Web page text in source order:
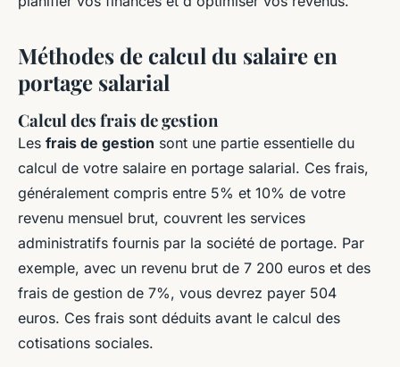
Méthodes de calcul du salaire en
portage salarial
Calcul des frais de gestion
Les frais de gestion sont une partie essentielle du
calcul de votre salaire en portage salarial. Ces frais,
généralement compris entre 5% et 10% de votre
revenu mensuel brut, couvrent les services
administratifs fournis par la société de portage. Par
exemple, avec un revenu brut de 7 200 euros et des
frais de gestion de 7%, vous devrez payer 504
euros. Ces frais sont déduits avant le calcul des
cotisations sociales.